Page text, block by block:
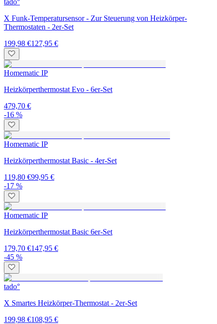
X Funk-Temperatursensor - Zur Steuerung von Heizkörper-
Thermostaten - 2er-Set
199,98 €127,95 €
Homematic IP
Heizkörperthermostat Evo - 6er-Set
479,70 €
-16 %
Homematic IP
Heizkörperthermostat Basic - 4er-Set
119,80 €99,95 €
-17 %
Homematic IP
Heizkörperthermostat Basic 6er-Set
179,70 €147,95 €
-45 %
tado°
X Smartes Heizkörper-Thermostat - 2er-Set
199,98 €108,95 €